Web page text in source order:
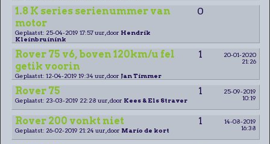
1.8 K series serienummer van
motor
0
Geplaatst: 25-04-2019 17:57 uur, door Hendrik
Kleinbruinink
Rover 75 v6, boven 120km/u fel
getik voorin
1
20-01-2020
21:26
Geplaatst: 12-04-2019 19:34 uur, door Jan Timmer
Rover 75 1
25-09-2019
10:19
Geplaatst: 23-03-2019 22:28 uur, door Kees & Els Straver
Rover 200 vonkt niet 1
14-08-2019
16:38
Geplaatst: 26-02-2019 21:24 uur, door Mario de kort